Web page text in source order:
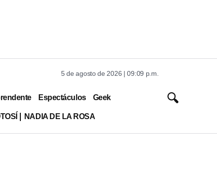
5 de agosto de 2026 | 09:09 p.m.
Espectáculos Geek
NADIA DE LA ROSA